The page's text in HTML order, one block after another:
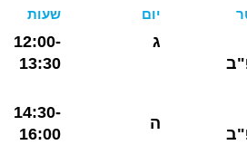
יום
ג
שעות
12:00-
13:30
ה
14:30-
16:00